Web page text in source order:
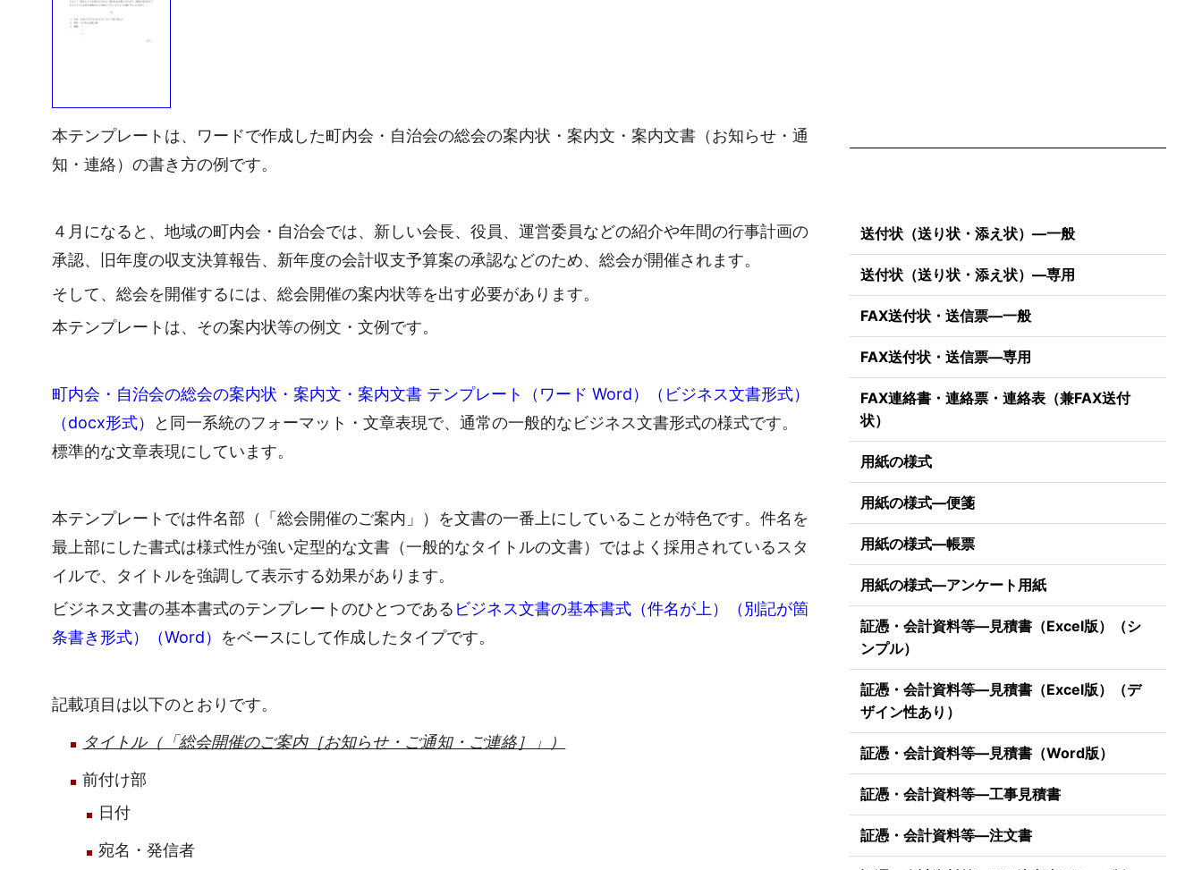
本テンプレートは、ワードで作成した町内会・自治会の総会の案内状・案内文・案内文書（お知らせ・通
知・連絡）の書き方の例です。
４月になると、地域の町内会・自治会では、新しい会長、役員、運営委員などの紹介や年間の行事計画の
承認、旧年度の収支決算報告、新年度の会計収支予算案の承認などのため、総会が開催されます。
そして、総会を開催するには、総会開催の案内状等を出す必要があります。
本テンプレートは、その案内状等の例文・文例です。
町内会・自治会の総会の案内状・案内文・案内文書 テンプレート（ワード Word）（ビジネス文書形式）
（docx形式）
と同一系統のフォーマット・文章表現で、通常の一般的なビジネス文書形式の様式です。
標準的な文章表現にしています。
本テンプレートでは件名部（「総会開催のご案内」）を文書の一番上にしていることが特色です。件名を
最上部にした書式は様式性が強い定型的な文書（一般的なタイトルの文書）ではよく採用されているスタ
イルで、タイトルを強調して表示する効果があります。
ビジネス文書の基本書式のテンプレートのひとつである ビジネス文書の基本書式（件名が上）（別記が箇
条書き形式）（Word） をベースにして作成したタイプです。
記載項目は以下のとおりです。
タイトル（「総会開催のご案内［お知らせ・ご通知・ご連絡］」）
前付け部
日付
宛名・発信者
送付状（送り状・添え状）―一般
送付状（送り状・添え状）―専用
FAX送付状・送信票―一般
FAX送付状・送信票―専用
FAX連絡書・連絡票・連絡表（兼FAX送付
状）
用紙の様式
用紙の様式―便箋
用紙の様式―帳票
用紙の様式―アンケート用紙
証憑・会計資料等―見積書（Excel版）（シ
ンプル）
証憑・会計資料等―見積書（Excel版）（デ
ザイン性あり）
証憑・会計資料等―見積書（Word版）
証憑・会計資料等―工事見積書
証憑・会計資料等―注文書